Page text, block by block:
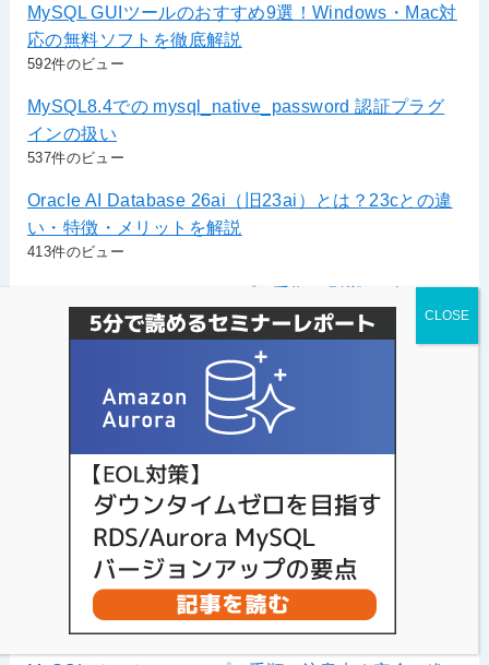
MySQL GUIツールのおすすめ9選！Windows・Mac対
応の無料ソフトを徹底解説
592件のビュー
MySQL8.4での mysql_native_password 認証プラグ
インの扱い
537件のビュー
Oracle AI Database 26ai（旧23ai）とは？23cとの違
い・特徴・メリットを解説
413件のビュー
AWS RDSバージョンアップの手順と影響｜ダウンタ
イムのリスクを最小化する方法
MySQLの商用利用ライセンスとは？無料版と有料版
の違いを解説
MariaDBとMySQLの違いとは？どっちがいいか徹底
比較。互換性やユースケース別おすすめ解説。
385件のビュー
MariaDBサポート期限＆LTS一覧｜EOL後の危険と対